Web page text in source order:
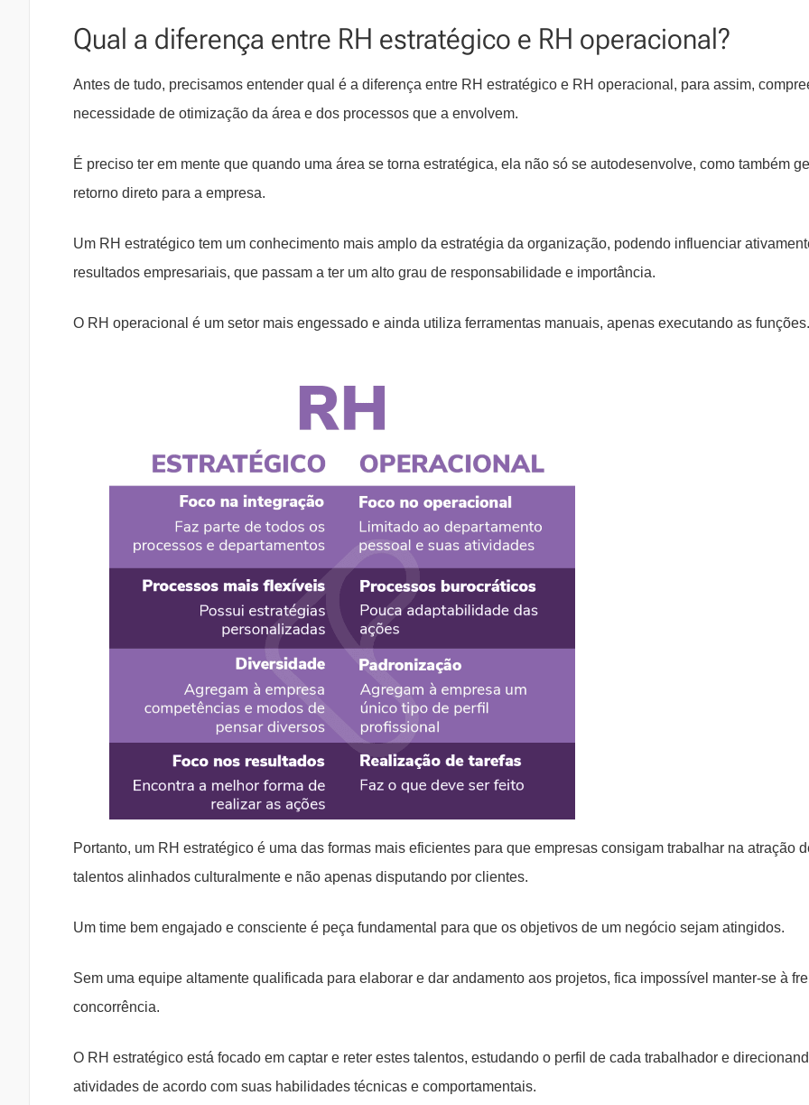
Qual a diferença entre RH estratégico e RH operacional?
Antes de tudo, precisamos entender qual é a diferença entre RH estratégico e RH operacional, para assim,
necessidade de otimização da área e dos processos que a envolvem.
É preciso ter em mente que quando uma área se torna estratégica, ela não só se autodesenvolve, como também
retorno direto para a empresa.
Um RH estratégico tem um conhecimento mais amplo da estratégia da organização, podendo influenciar
resultados empresariais, que passam a ter um alto grau de responsabilidade e importância.
O RH operacional é um setor mais engessado e ainda utiliza ferramentas manuais, apenas executando as funções.
Portanto, um RH estratégico é uma das formas mais eficientes para que empresas consigam trabalhar na atração
talentos alinhados culturalmente e não apenas disputando por clientes.
Um time bem engajado e consciente é peça fundamental para que os objetivos de um negócio sejam atingidos.
Sem uma equipe altamente qualificada para elaborar e dar andamento aos projetos, fica impossível manter-se à
concorrência.
O RH estratégico está focado em captar e reter estes talentos, estudando o perfil de cada trabalhador e
atividades de acordo com suas habilidades técnicas e comportamentais.